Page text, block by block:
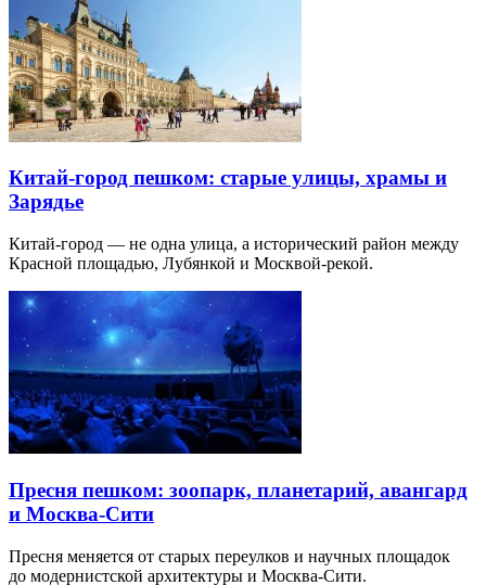
Китай-город пешком: старые улицы, храмы и
Зарядье
Китай-город — не одна улица, а исторический район между
Красной площадью, Лубянкой и Москвой-рекой.
Пресня пешком: зоопарк, планетарий, авангард
и Москва-Сити
Пресня меняется от старых переулков и научных площадок
до модернистской архитектуры и Москва-Сити.